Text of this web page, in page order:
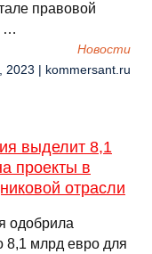
правовой
…
Новости
2023 | kommersant.ru
выделит 8,1
проекты в
отрасли
одобрила
8,1 млрд евро для